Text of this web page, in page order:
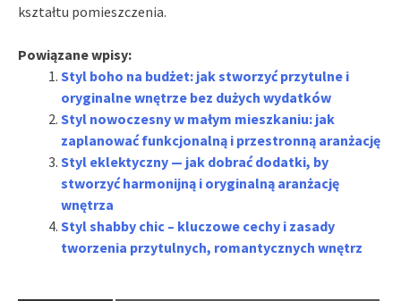
kształtu pomieszczenia.
Powiązane wpisy:
Styl boho na budżet: jak stworzyć przytulne i
oryginalne wnętrze bez dużych wydatków
Styl nowoczesny w małym mieszkaniu: jak
zaplanować funkcjonalną i przestronną aranżację
Styl eklektyczny — jak dobrać dodatki, by
stworzyć harmonijną i oryginalną aranżację
wnętrza
Styl shabby chic – kluczowe cechy i zasady
tworzenia przytulnych, romantycznych wnętrz